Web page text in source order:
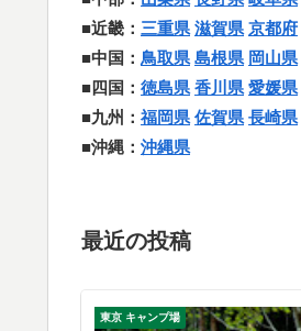
■近畿： 三重県 滋賀県 京都府
■中国： 鳥取県 島根県 岡山県
■四国： 徳島県 香川県 愛媛県
■九州： 福岡県 佐賀県 長崎県
■沖縄： 沖縄県
最近の投稿
東京 キャンプ場